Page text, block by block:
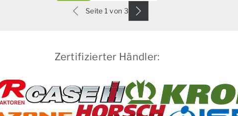
Seite 1 von 3
Zertifizierter Händler: